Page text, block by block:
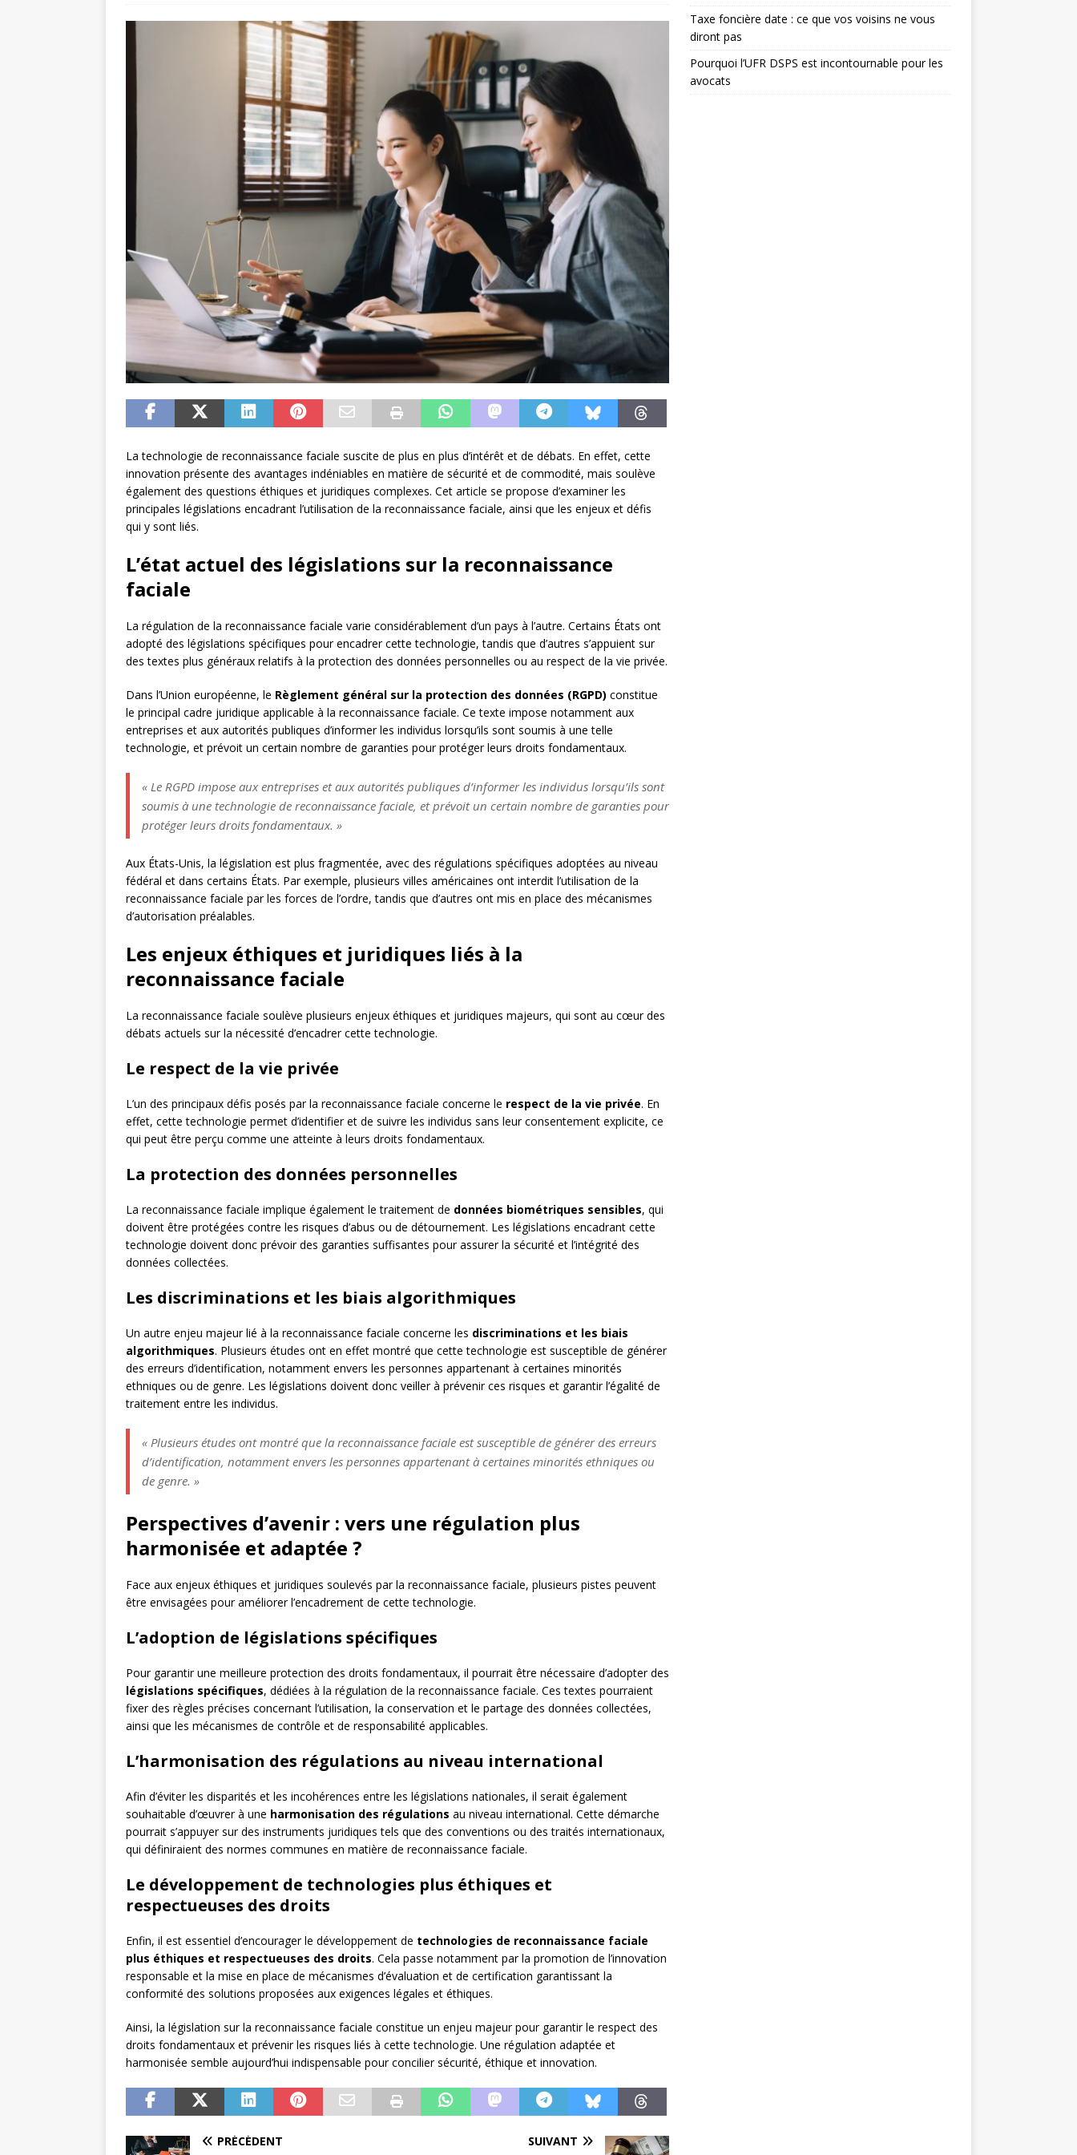
La technologie de reconnaissance faciale suscite de plus en plus d’intérêt et de débats. En effet, cette
innovation présente des avantages indéniables en matière de sécurité et de commodité, mais soulève
également des questions éthiques et juridiques complexes. Cet article se propose d’examiner les
principales législations encadrant l’utilisation de la reconnaissance faciale, ainsi que les enjeux et défis
qui y sont liés.
L’état actuel des législations sur la reconnaissance
faciale
La régulation de la reconnaissance faciale varie considérablement d’un pays à l’autre. Certains États ont
adopté des législations spécifiques pour encadrer cette technologie, tandis que d’autres s’appuient sur
des textes plus généraux relatifs à la protection des données personnelles ou au respect de la vie privée.
Dans l’Union européenne, le Règlement général sur la protection des données (RGPD) constitue
le principal cadre juridique applicable à la reconnaissance faciale. Ce texte impose notamment aux
entreprises et aux autorités publiques d’informer les individus lorsqu’ils sont soumis à une telle
technologie, et prévoit un certain nombre de garanties pour protéger leurs droits fondamentaux.
« Le RGPD impose aux entreprises et aux autorités publiques d’informer les individus lorsqu’ils sont
soumis à une technologie de reconnaissance faciale, et prévoit un certain nombre de garanties pour
protéger leurs droits fondamentaux. »
Aux États-Unis, la législation est plus fragmentée, avec des régulations spécifiques adoptées au niveau
fédéral et dans certains États. Par exemple, plusieurs villes américaines ont interdit l’utilisation de la
reconnaissance faciale par les forces de l’ordre, tandis que d’autres ont mis en place des mécanismes
d’autorisation préalables.
Les enjeux éthiques et juridiques liés à la
reconnaissance faciale
La reconnaissance faciale soulève plusieurs enjeux éthiques et juridiques majeurs, qui sont au cœur des
débats actuels sur la nécessité d’encadrer cette technologie.
Le respect de la vie privée
L’un des principaux défis posés par la reconnaissance faciale concerne le respect de la vie privée. En
effet, cette technologie permet d’identifier et de suivre les individus sans leur consentement explicite, ce
qui peut être perçu comme une atteinte à leurs droits fondamentaux.
La protection des données personnelles
La reconnaissance faciale implique également le traitement de données biométriques sensibles, qui
doivent être protégées contre les risques d’abus ou de détournement. Les législations encadrant cette
technologie doivent donc prévoir des garanties suffisantes pour assurer la sécurité et l’intégrité des
données collectées.
Les discriminations et les biais algorithmiques
Un autre enjeu majeur lié à la reconnaissance faciale concerne les discriminations et les biais
algorithmiques. Plusieurs études ont en effet montré que cette technologie est susceptible de générer
des erreurs d’identification, notamment envers les personnes appartenant à certaines minorités
ethniques ou de genre. Les législations doivent donc veiller à prévenir ces risques et garantir l’égalité de
traitement entre les individus.
« Plusieurs études ont montré que la reconnaissance faciale est susceptible de générer des erreurs
d’identification, notamment envers les personnes appartenant à certaines minorités ethniques ou
de genre. »
Perspectives d’avenir : vers une régulation plus
harmonisée et adaptée ?
Face aux enjeux éthiques et juridiques soulevés par la reconnaissance faciale, plusieurs pistes peuvent
être envisagées pour améliorer l’encadrement de cette technologie.
L’adoption de législations spécifiques
Pour garantir une meilleure protection des droits fondamentaux, il pourrait être nécessaire d’adopter des
législations spécifiques, dédiées à la régulation de la reconnaissance faciale. Ces textes pourraient
fixer des règles précises concernant l’utilisation, la conservation et le partage des données collectées,
ainsi que les mécanismes de contrôle et de responsabilité applicables.
L’harmonisation des régulations au niveau international
Afin d’éviter les disparités et les incohérences entre les législations nationales, il serait également
souhaitable d’œuvrer à une harmonisation des régulations au niveau international. Cette démarche
pourrait s’appuyer sur des instruments juridiques tels que des conventions ou des traités internationaux,
qui définiraient des normes communes en matière de reconnaissance faciale.
Le développement de technologies plus éthiques et
respectueuses des droits
Enfin, il est essentiel d’encourager le développement de technologies de reconnaissance faciale
plus éthiques et respectueuses des droits. Cela passe notamment par la promotion de l’innovation
responsable et la mise en place de mécanismes d’évaluation et de certification garantissant la
conformité des solutions proposées aux exigences légales et éthiques.
Ainsi, la législation sur la reconnaissance faciale constitue un enjeu majeur pour garantir le respect des
droits fondamentaux et prévenir les risques liés à cette technologie. Une régulation adaptée et
harmonisée semble aujourd’hui indispensable pour concilier sécurité, éthique et innovation.
PRÉCÉDENT SUIVANT
Taxe foncière date : ce que vos voisins ne vous
diront pas
Pourquoi l’UFR DSPS est incontournable pour les
avocats